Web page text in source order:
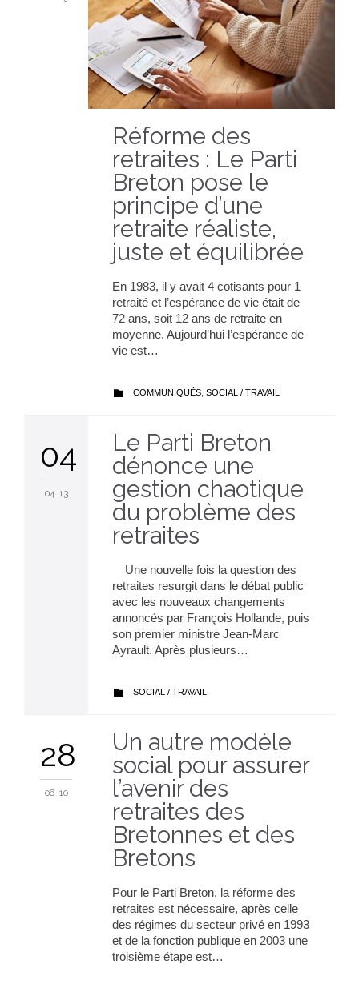
Réforme des
retraites : Le Parti
Breton pose le
principe d’une
retraite réaliste,
juste et équilibrée
En 1983, il y avait 4 cotisants pour 1
retraité et l’espérance de vie était de
72 ans, soit 12 ans de retraite en
moyenne. Aujourd’hui l’espérance de
vie est…
 CATEGORY
COMMUNIQUÉS SOCIAL / TRAVAIL
04
04 '13
Le Parti Breton
dénonce une
gestion chaotique
du problème des
retraites
Une nouvelle fois la question des
retraites resurgit dans le débat public
avec les nouveaux changements
annoncés par François Hollande, puis
son premier ministre Jean-Marc
Ayrault. Après plusieurs…
 CATEGORY
SOCIAL / TRAVAIL
28
06 '10
Un autre modèle
social pour assurer
l’avenir des
retraites des
Bretonnes et des
Bretons
Pour le Parti Breton, la réforme des
retraites est nécessaire, après celle
des régimes du secteur privé en 1993
et de la fonction publique en 2003 une
troisième étape est…